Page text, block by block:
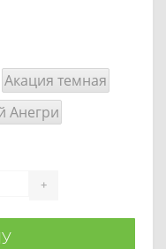
Акация темная
Анегри
+